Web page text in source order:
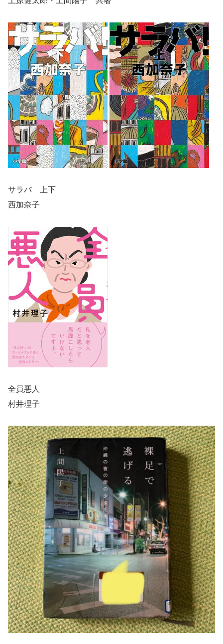
サラバ 上下
西加奈子
全員悪人
村井理子